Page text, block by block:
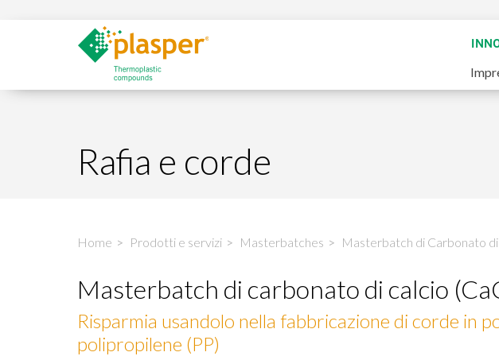
Rafia e corde
Home Prodotti e servizi Masterbatches Masterbatch di Carbonato
Masterbatch di carbonato di calcio
Risparmia usandolo nella fabbricazione di corde in
polipropilene (PP)